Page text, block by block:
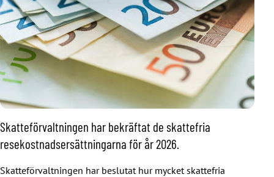
Skatteförvaltningen har bekräftat de skattefria
resekostnadsersättningarna för år 2026.
Skatteförvaltningen har beslutat hur mycket skattefria